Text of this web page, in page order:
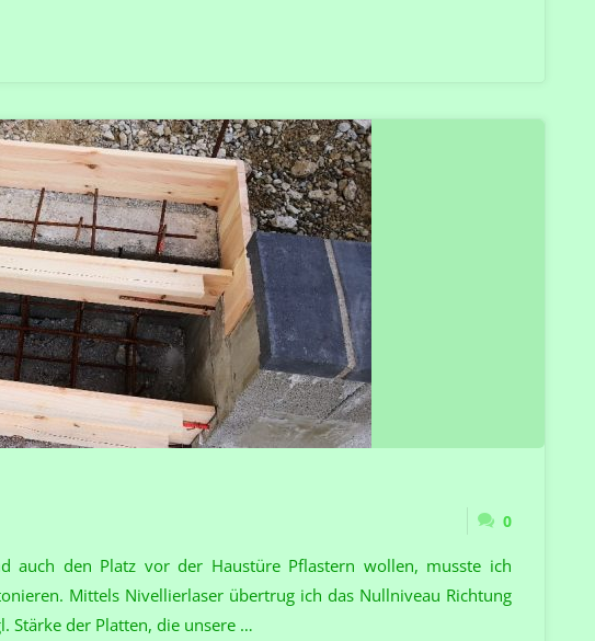
0
auch den Platz vor der Haustüre Pflastern wollen, musste ich
Mittels Nivellierlaser übertrug ich das Nullniveau Richtung
Stärke der Platten, die unsere …